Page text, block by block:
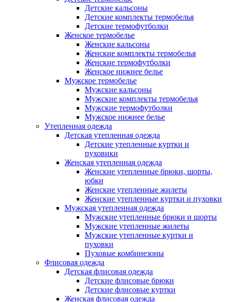
Детские кальсоны
Детские комплекты термобелья
Детские термофутболки
Женское термобелье
Женские кальсоны
Женские комплекты термобелья
Женские термофутболки
Женское нижнее белье
Мужское термобелье
Мужские кальсоны
Мужские комплекты термобелья
Мужские термофутболки
Мужское нижнее белье
Утепленная одежда
Детская утепленная одежда
Детские утепленные куртки и
пуховики
Женская утепленная одежда
Женские утепленные брюки, шорты,
юбки
Женские утепленные жилеты
Женские утепленные куртки и пуховки
Мужская утепленная одежда
Мужские утепленные брюки и шорты
Мужские утепленные жилеты
Мужские утепленные куртки и
пуховки
Пуховые комбинезоны
Флисовая одежда
Детская флисовая одежда
Детские флисовые брюки
Детские флисовые куртки
Женская флисовая одежда